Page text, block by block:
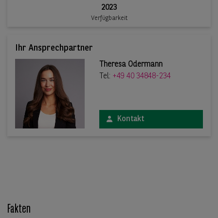
2023
Verfügbarkeit
Ihr Ansprechpartner
Theresa Odermann
Tel: +49 40 34848-234
Kontakt
Fakten